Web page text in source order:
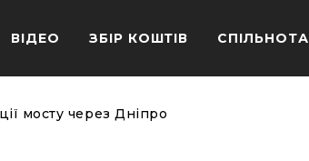
ВІДЕО ЗБІР КОШТІВ СПІЛЬНОТА
мосту через Дніпро